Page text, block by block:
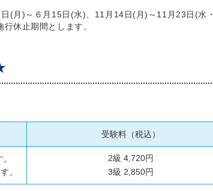
(月)～６月15日(水)、11月14日(月)～11月23日(水・
休止期間とします。
受験料（税込）
。
2級 4,720円
3級 2,850円